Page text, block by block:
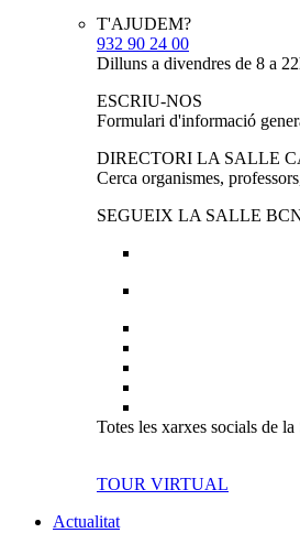
T'AJUDEM?
932 90 24 00
Dilluns a divendres de 8 a
ESCRIU-NOS
Formulari d'informació
DIRECTORI LA SALLE
Cerca organismes,
SEGUEIX LA SALLE
Totes les xarxes socials de
TOUR VIRTUAL
Actualitat